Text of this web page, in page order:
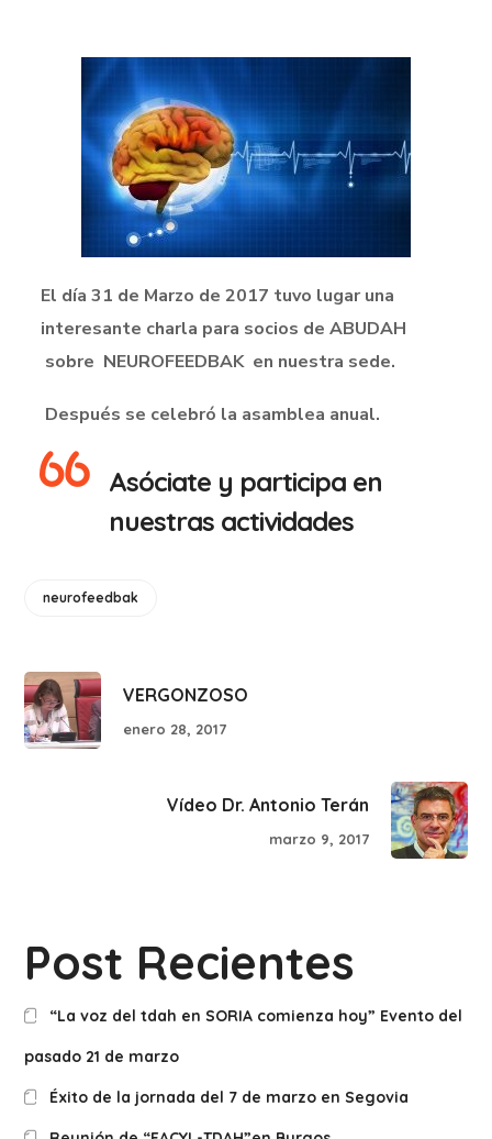
El día 31 de Marzo de 2017 tuvo lugar una
interesante charla para socios de ABUDAH
sobre NEUROFEEDBAK en nuestra sede.
Después se celebró la asamblea anual.
Asóciate y participa en
nuestras actividades
neurofeedbak
VERGONZOSO
enero 28, 2017
Vídeo Dr. Antonio Terán
marzo 9, 2017
Post Recientes
“La voz del tdah en SORIA comienza hoy” Evento del
pasado 21 de marzo
Éxito de la jornada del 7 de marzo en Segovia